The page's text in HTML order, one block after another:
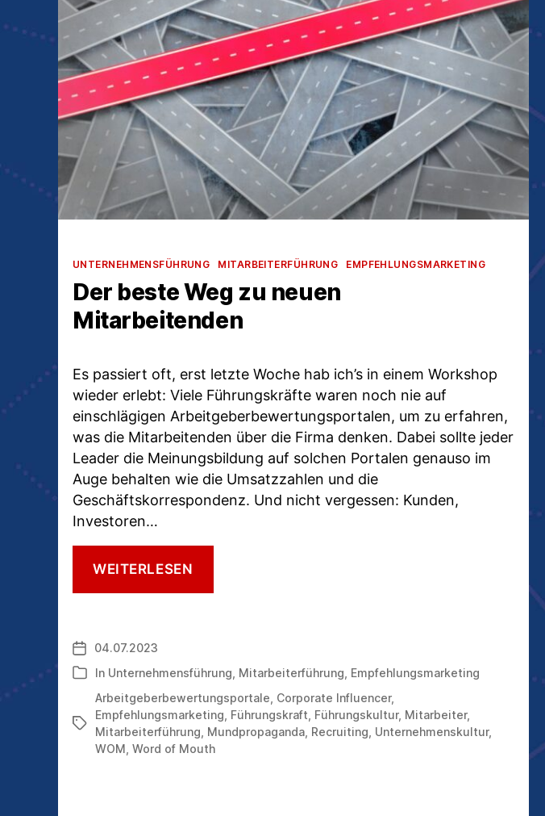
Kategorien
UNTERNEHMENSFÜHRUNG MITARBEITERFÜHRUNG EMPFEHLUNGSMARKETING
Der beste Weg zu neuen
Mitarbeitenden
Es passiert oft, erst letzte Woche hab ich’s in einem Workshop
wieder erlebt: Viele Führungskräfte waren noch nie auf
einschlägigen Arbeitgeberbewertungsportalen, um zu erfahren,
was die Mitarbeitenden über die Firma denken. Dabei sollte jeder
Leader die Meinungsbildung auf solchen Portalen genauso im
Auge behalten wie die Umsatzzahlen und die
Geschäftskorrespondenz. Und nicht vergessen: Kunden,
Investoren…
WEITERLESEN
Veröffentlichungsdatum
04.07.2023
Kategorien
In Unternehmensführung Mitarbeiterführung Empfehlungsmarketing
Schlagwörter
Arbeitgeberbewertungsportale Corporate Influencer,
Empfehlungsmarketing Führungskraft Führungskultur, Mitarbeiter,
Mitarbeiterführung Mundpropaganda Recruiting Unternehmenskultur,
WOM Word of Mouth